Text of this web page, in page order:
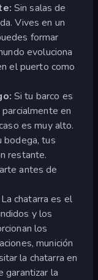
Sin salas de
Vives en un
formar
evoluciona
el puerto como
Si tu barco es
en
es muy alto.
bodega, tus
restante.
antes de
La chatarra es el
y los
los
munición
la chatarra en
garantizar la